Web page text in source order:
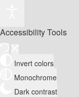
Accessibility Tools
Invert colors
Monochrome
Dark contrast